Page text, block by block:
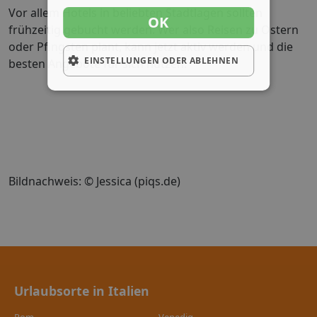
Vor allem Hotels in beliebten Stadtlagen sollten
frühzeitig gebucht werden. Wer also Reisen zu Ostern
oder Pfingsten plant, kann jetzt aktiv werden und die
besten Angebote für sich nutzen.
Bildnachweis: © Jessica (piqs.de)
Urlaubsorte in Italien
OK
EINSTELLUNGEN ODER ABLEHNEN